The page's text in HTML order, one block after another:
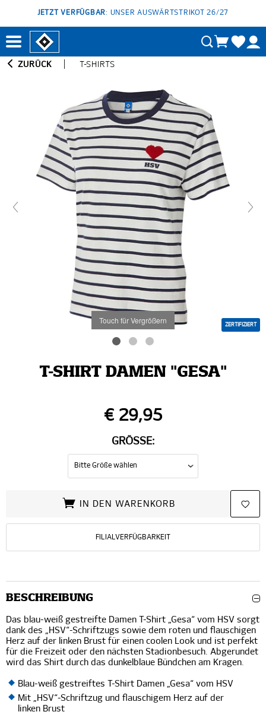
JETZT VERFÜGBAR: UNSER AUSWÄRTSTRIKOT 26/27
ZURÜCK T-SHIRTS
Touch für Vergrößern ZERTIFIZIERT
T-SHIRT DAMEN "GESA"
€ 29,95
GRÖSSE:
IN DEN WARENKORB
FILIALVERFÜGBARKEIT
BESCHREIBUNG
Das blau-weiß gestreifte Damen T-Shirt „Gesa“ vom HSV sorgt
dank des „HSV“-Schriftzugs sowie dem roten und flauschigen
Herz auf der linken Brust für einen coolen Look und ist perfekt
für die Freizeit oder den nächsten Stadionbesuch. Abgerundet
wird das Shirt durch das dunkelblaue Bündchen am Kragen.
Blau-weiß gestreiftes T-Shirt Damen „Gesa“ vom HSV
Mit „HSV“-Schriftzug und flauschigem Herz auf der
linken Brust